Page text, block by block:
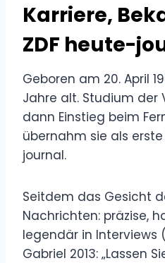
Karriere,
ZDF heute-
Geboren am 20. April
Jahre alt. Studium der
dann Einstieg beim
übernahm sie als
journal.
Seitdem das Gesicht
Nachrichten: präzise,
legendär in Interviews
Gabriel 2013: „Lassen